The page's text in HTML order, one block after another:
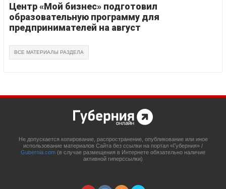
Центр «Мой бизнес» подготовил
образовательную программу для
предпринимателей на август
ВСЕ МАТЕРИАЛЫ РАЗДЕЛА
Не допускается копирование, распространение, опубликование или иное
использование материалов Сайта без ссылки на портал «Губерния» /
Gubernia.com (в случае размещения в Интернете обязательно наличие
активной гиперссылки)